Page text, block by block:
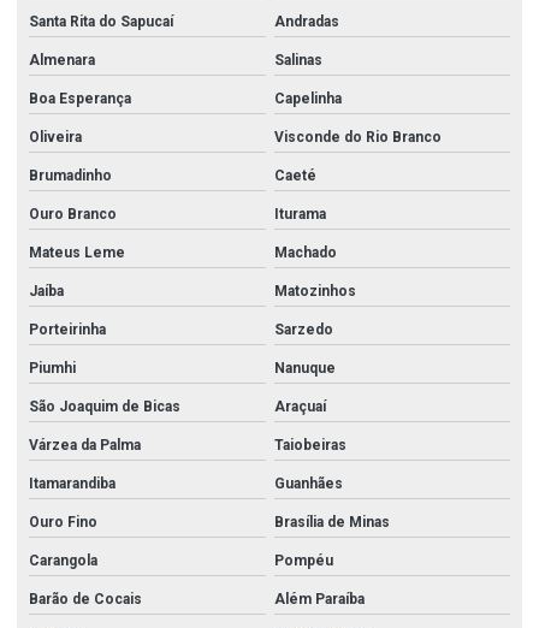
Perfil de inox quadrado
Perfil de inox u
Perfil u aço inox 304
Perfil u de aço inoxidavel
Perfil u dobrado inox
Perfil u dobrado inox 304
Redução aço carbono
Registro angular hidrante
Registro globo hidrante
Registro hidrante
Registro hidrante 2 1 2
Tampão aço carbono
Tampão corrente
Santa Rita do Sapucaí Andradas
Almenara Salinas
Boa Esperança Capelinha
Oliveira Visconde do Rio Branco
Brumadinho Caeté
Ouro Branco Iturama
Mateus Leme Machado
Jaíba Matozinhos
Porteirinha Sarzedo
Piumhi Nanuque
São Joaquim de Bicas Araçuaí
Várzea da Palma Taiobeiras
Itamarandiba Guanhães
Ouro Fino Brasília de Minas
Carangola Pompéu
Barão de Cocais Além Paraíba